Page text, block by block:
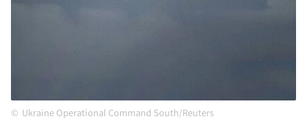
Ukraine Operational Command South/Reuters